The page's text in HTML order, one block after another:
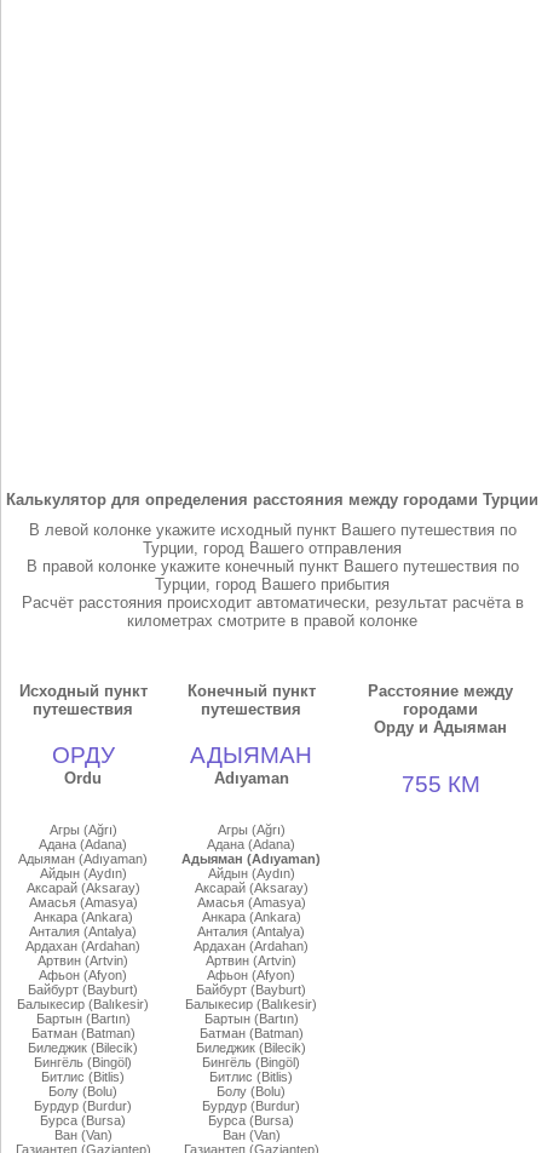
Калькулятор для определения расстояния между городами Турции
В левой колонке укажите исходный пункт Вашего путешествия по
Турции, город Вашего отправления
В правой колонке укажите конечный пункт Вашего путешествия по
Турции, город Вашего прибытия
Расчёт расстояния происходит автоматически, результат расчёта в
километрах смотрите в правой колонке
Исходный пункт
путешествия
ОРДУ
Ordu
Конечный пункт
путешествия
АДЫЯМАН
Adıyaman
Расстояние между
городами
Орду и Адыяман
755 КМ
Агры (Ağrı)
Адана (Adana)
Адыяман (Adıyaman)
Айдын (Aydın)
Аксарай (Aksaray)
Амасья (Amasya)
Анкара (Ankara)
Анталия (Antalya)
Ардахан (Ardahan)
Артвин (Artvin)
Афьон (Afyon)
Байбурт (Bayburt)
Балыкесир (Balıkesir)
Бартын (Bartın)
Батман (Batman)
Биледжик (Bilecik)
Бингёль (Bingöl)
Битлис (Bitlis)
Болу (Bolu)
Бурдур (Burdur)
Бурса (Bursa)
Ван (Van)
Газиантеп (Gaziantep)
Агры (Ağrı)
Адана (Adana)
Адыяман (Adıyaman)
Айдын (Aydın)
Аксарай (Aksaray)
Амасья (Amasya)
Анкара (Ankara)
Анталия (Antalya)
Ардахан (Ardahan)
Артвин (Artvin)
Афьон (Afyon)
Байбурт (Bayburt)
Балыкесир (Balıkesir)
Бартын (Bartın)
Батман (Batman)
Биледжик (Bilecik)
Бингёль (Bingöl)
Битлис (Bitlis)
Болу (Bolu)
Бурдур (Burdur)
Бурса (Bursa)
Ван (Van)
Газиантеп (Gaziantep)